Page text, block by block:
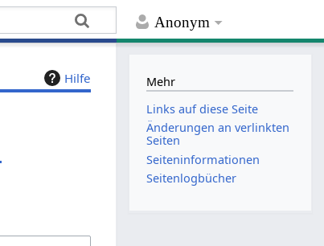
Anonym
Hilfe
Mehr
Links auf diese Seite
Änderungen an verlinkten
Seiten
Seiten­­informationen
Seitenlogbücher